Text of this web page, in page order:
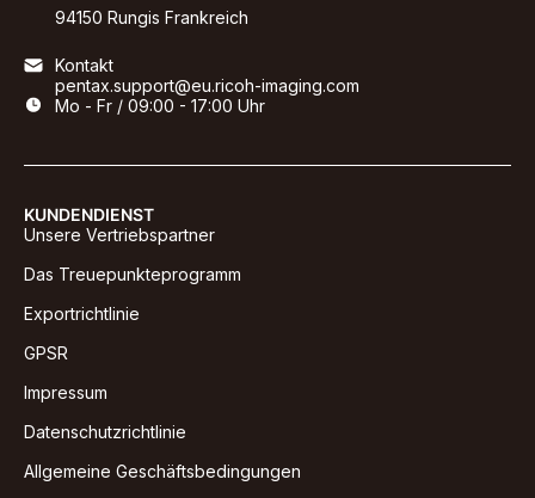
94150 Rungis Frankreich
Kontakt
pentax.support@eu.ricoh-imaging.com
Mo - Fr / 09:00 - 17:00 Uhr
KUNDENDIENST
Unsere Vertriebspartner
Das Treuepunkteprogramm
Exportrichtlinie
GPSR
Impressum
Datenschutzrichtlinie
Allgemeine Geschäftsbedingungen